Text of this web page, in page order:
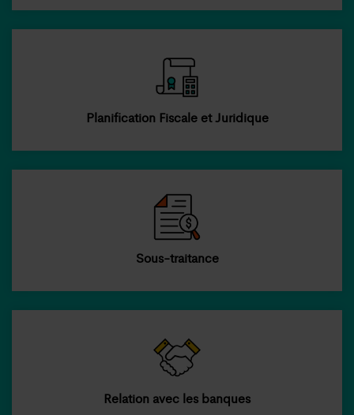
Planification Fiscale et Juridique
Sous-traitance
Relation avec les banques